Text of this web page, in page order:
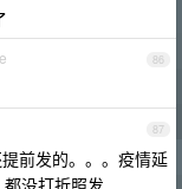
86
87
前发的。。。疫情延
没打折照发